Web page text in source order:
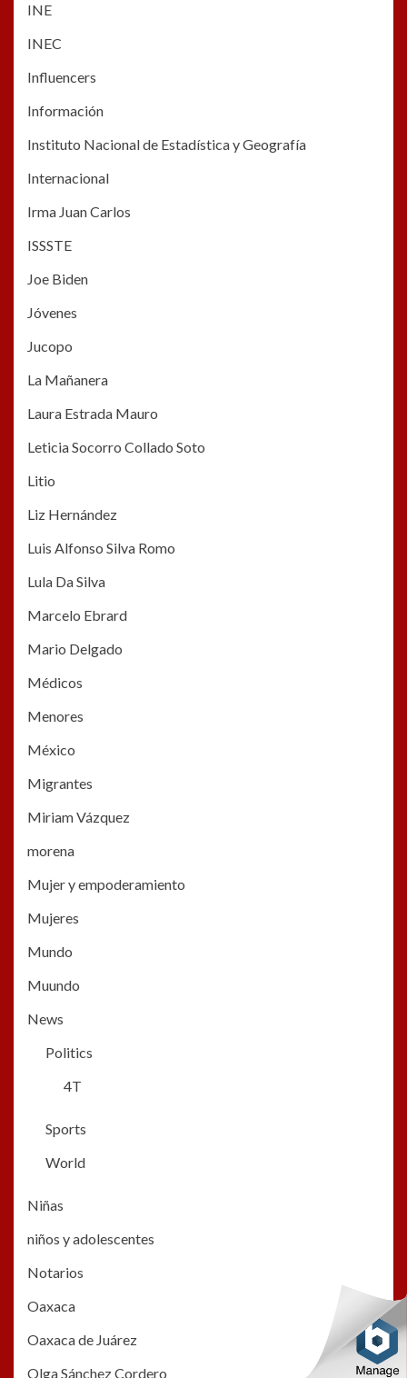
INE
INEC
Influencers
Información
Instituto Nacional de Estadística y Geografía
Internacional
Irma Juan Carlos
ISSSTE
Joe Biden
Jóvenes
Jucopo
La Mañanera
Laura Estrada Mauro
Leticia Socorro Collado Soto
Litio
Liz Hernández
Luis Alfonso Silva Romo
Lula Da Silva
Marcelo Ebrard
Mario Delgado
Médicos
Menores
México
Migrantes
Miriam Vázquez
morena
Mujer y empoderamiento
Mujeres
Mundo
Muundo
News
Politics
4T
Sports
World
Niñas
niños y adolescentes
Notarios
Oaxaca
Oaxaca de Juárez
Olga Sánchez Cordero